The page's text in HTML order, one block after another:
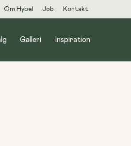
Om Hybel Job Kontakt
Galleri Inspiration